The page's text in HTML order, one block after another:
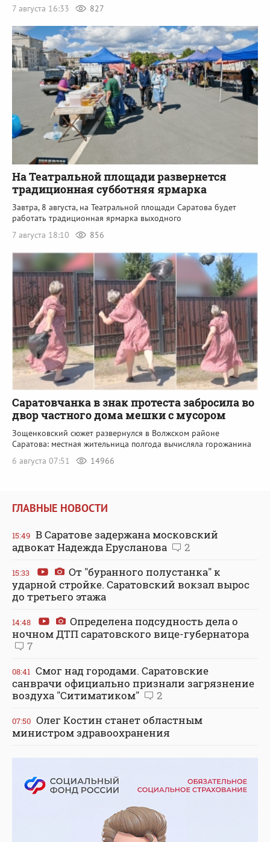
7 августа 16:33 827
На Театральной площади развернется
традиционная субботняя ярмарка
Завтра, 8 августа, на Театральной площади Саратова будет
работать традиционная ярмарка выходного
7 августа 18:10
856
Саратовчанка в знак протеста забросила во
двор частного дома мешки с мусором
Зощенковский сюжет развернулся в Волжском районе
Саратова: местная жительница полгода вычисляла горожанина
6 августа 07:51
14966
ГЛАВНЫЕ НОВОСТИ
15:49 В Саратове задержана московский
адвокат Надежда Ерусланова
2
15:33
От "буранного полустанка" к
ударной стройке. Саратовский вокзал вырос
до третьего этажа
14:48
Определена подсудность дела о
ночном ДТП саратовского вице-губернатора
7
08:41 Смог над городами. Саратовские
санврачи официально признали загрязнение
воздуха "Ситиматиком"
2
07:50 Олег Костин станет областным
министром здравоохранения